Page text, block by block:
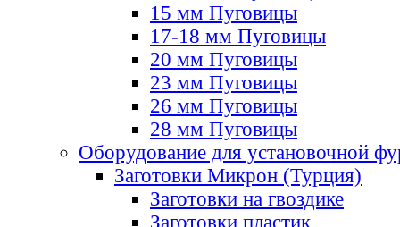
15 мм Пуговицы
17-18 мм Пуговицы
20 мм Пуговицы
23 мм Пуговицы
26 мм Пуговицы
28 мм Пуговицы
Оборудование для установочной
Заготовки Микрон (Турция)
Заготовки на гвоздике
Заготовки пластик